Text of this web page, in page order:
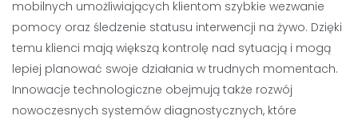
mobilnych umożliwiających klientom szybkie wezwanie
pomocy oraz śledzenie statusu interwencji na żywo. Dzięki
temu klienci mają większą kontrolę nad sytuacją i mogą
lepiej planować swoje działania w trudnych momentach.
Innowacje technologiczne obejmują także rozwój
nowoczesnych systemów diagnostycznych, które